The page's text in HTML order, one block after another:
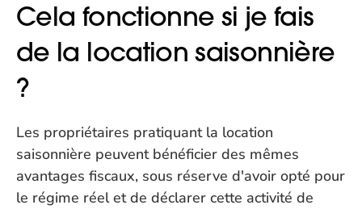
Cela fonctionne si je fais
de la location saisonnière
?
Les propriétaires pratiquant la location
saisonnière peuvent bénéficier des mêmes
avantages fiscaux, sous réserve d'avoir opté pour
le régime réel et de déclarer cette activité de